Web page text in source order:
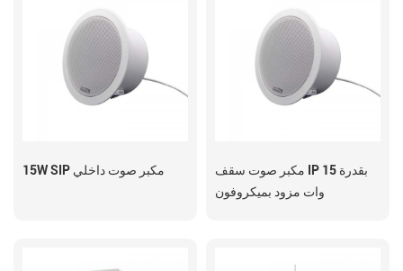
15W SIP مكبر صوت داخلي
مكبر صوت سقف IP بقدرة 15
وات مزود بميكروفون